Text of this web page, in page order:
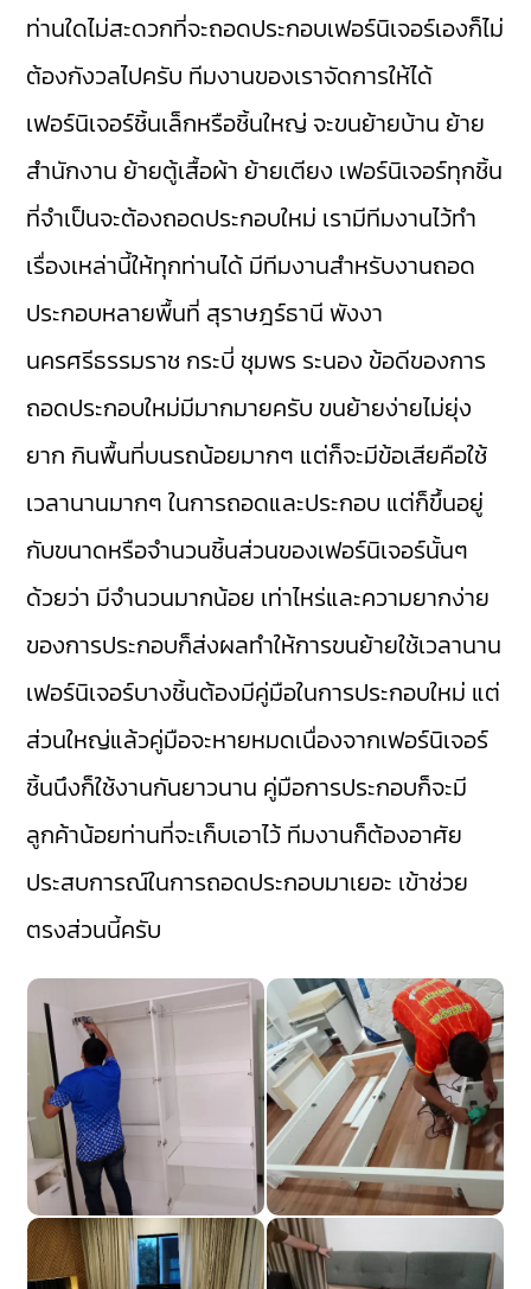
ท่านใดไม่สะดวกที่จะถอดประกอบเฟอร์นิเจอร์เองก็ไม่
ต้องกังวลไปครับ ทีมงานของเราจัดการให้ได้
เฟอร์นิเจอร์ชิ้นเล็กหรือชิ้นใหญ่ จะขนย้ายบ้าน ย้าย
สำนักงาน ย้ายตู้เสื้อผ้า ย้ายเตียง เฟอร์นิเจอร์ทุกชิ้น
ที่จำเป็นจะต้องถอดประกอบใหม่ เรามีทีมงานไว้ทำ
เรื่องเหล่านี้ให้ทุกท่านได้ มีทีมงานสำหรับงานถอด
ประกอบหลายพื้นที่ สุราษฎร์ธานี พังงา
นครศรีธรรมราช กระบี่ ชุมพร ระนอง ข้อดีของการ
ถอดประกอบใหม่มีมากมายครับ ขนย้ายง่ายไม่ยุ่ง
ยาก กินพื้นที่บนรถน้อยมากๆ แต่ก็จะมีข้อเสียคือใช้
เวลานานมากๆ ในการถอดและประกอบ แต่ก็ขึ้นอยู่
กับขนาดหรือจำนวนชิ้นส่วนของเฟอร์นิเจอร์นั้นๆ
ด้วยว่า มีจำนวนมากน้อย เท่าไหร่และความยากง่าย
ของการประกอบก็ส่งผลทำให้การขนย้ายใช้เวลานาน
เฟอร์นิเจอร์บางชิ้นต้องมีคู่มือในการประกอบใหม่ แต่
ส่วนใหญ่แล้วคู่มือจะหายหมดเนื่องจากเฟอร์นิเจอร์
ชิ้นนึงก็ใช้งานกันยาวนาน คู่มือการประกอบก็จะมี
ลูกค้าน้อยท่านที่จะเก็บเอาไว้ ทีมงานก็ต้องอาศัย
ประสบการณ์ในการถอดประกอบมาเยอะ เข้าช่วย
ตรงส่วนนี้ครับ